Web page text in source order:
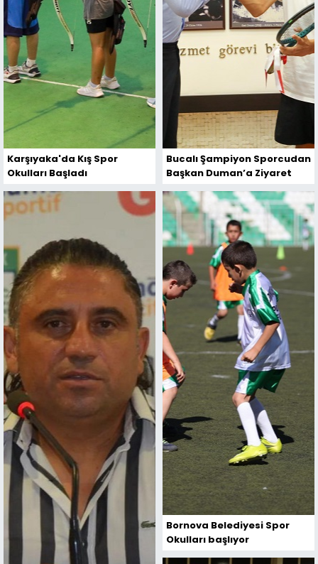
Karşıyaka'da Kış Spor
Okulları Başladı
Bucalı Şampiyon Sporcudan
Başkan Duman’a Ziyaret
Bornova Belediyesi Spor
Okulları başlıyor